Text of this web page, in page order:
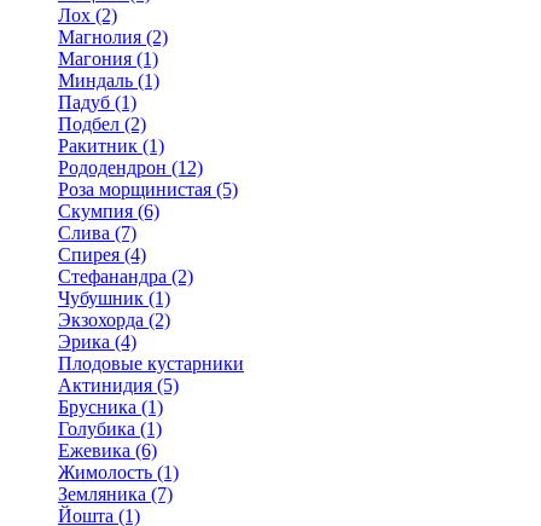
Лох (2)
Магнолия (2)
Магония (1)
Миндаль (1)
Падуб (1)
Подбел (2)
Ракитник (1)
Рододендрон (12)
Роза морщинистая (5)
Скумпия (6)
Слива (7)
Спирея (4)
Стефанандра (2)
Чубушник (1)
Экзохорда (2)
Эрика (4)
Плодовые кустарники
Актинидия (5)
Брусника (1)
Голубика (1)
Ежевика (6)
Жимолость (1)
Земляника (7)
Йошта (1)